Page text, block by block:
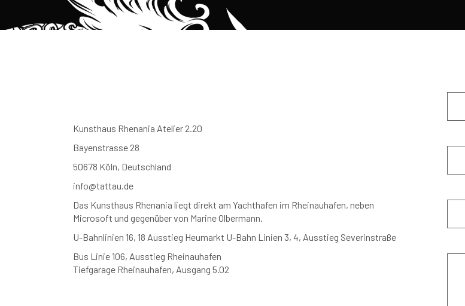
Kunsthaus Rhenania Atelier 2.20
Bayenstrasse 28
50678 Köln, Deutschland
info@tattau.de
Das Kunsthaus Rhenania liegt direkt am Yachthafen im Rheinauhafen, neben
Microsoft und gegenüber von Marine Olbermann.
U-Bahnlinien 16, 18 Ausstieg Heumarkt U-Bahn Linien 3, 4, Ausstieg Severinstraße
Bus Linie 106, Ausstieg Rheinauhafen
Tiefgarage Rheinauhafen, Ausgang 5.02